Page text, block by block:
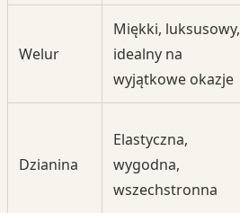
Welur
Miękki, luksusowy,
idealny na
wyjątkowe okazje
Dzianina
Elastyczna,
wygodna,
wszechstronna